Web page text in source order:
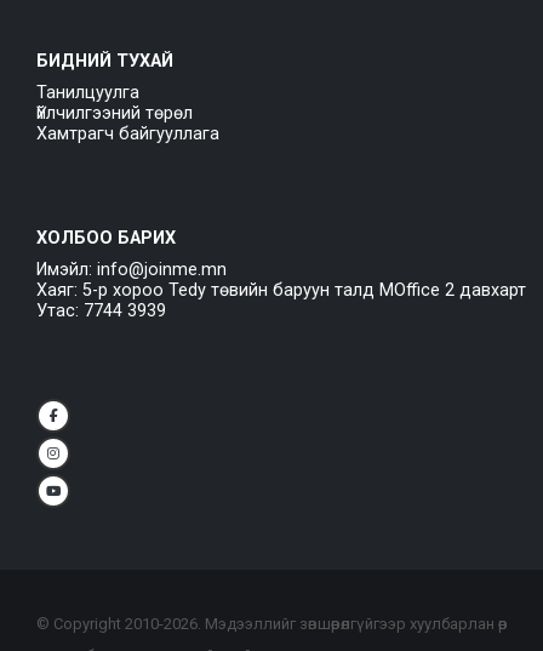
БИДНИЙ ТУХАЙ
Танилцуулга
Үйлчилгээний төрөл
Хамтрагч байгууллага
ХОЛБОО БАРИХ
Имэйл: info@joinme.mn
Хаяг: 5-р хороо Tedy төвийн баруун талд MOffice 2 давхарт
Утас: 7744 3939
© Copyright 2010-2026. Мэдээллийг зөвшөөрөлгүйгээр хуулбарлан өөр